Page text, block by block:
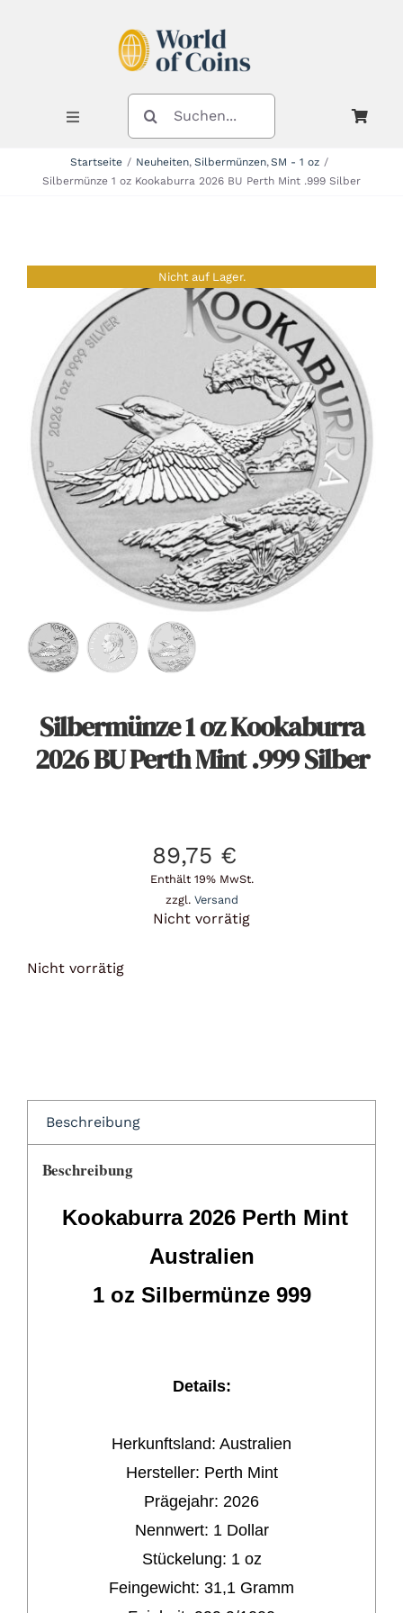
Toggle
Navigation
Kategorien
Neuheiten
Angebote
Über Uns
Kontakt
Mein Konto
SUCHE
NACH:
Startseite Neuheiten Silbermünzen SM - 1 oz
Silbermünze 1 oz Kookaburra 2026 BU Perth Mint .999 Silber
Nicht auf Lager.
Silbermünze 1 oz Kookaburra
2026 BU Perth Mint .999 Silber
89,75 €
Enthält 19% MwSt.
zzgl. Versand
Nicht vorrätig
Nicht vorrätig
Beschreibung
Beschreibung
Kookaburra 2026 Perth Mint
Australien
1 oz Silbermünze 999
Details:
Herkunftsland: Australien
Hersteller: Perth Mint
Prägejahr: 2026
Nennwert: 1 Dollar
Stückelung: 1 oz
Feingewicht: 31,1 Gramm